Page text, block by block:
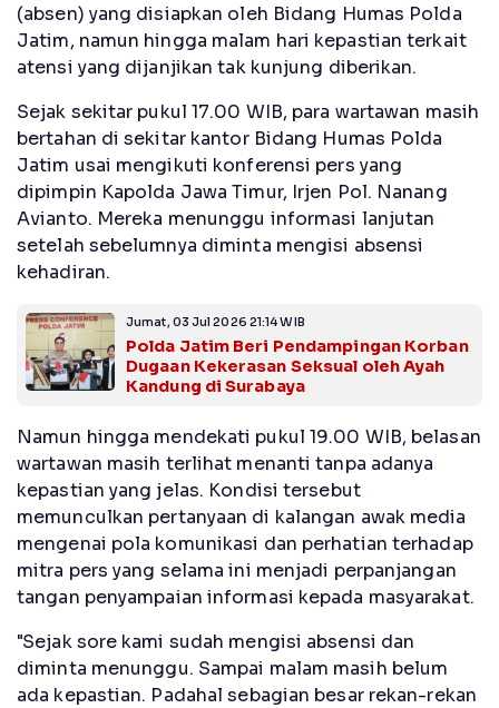
(absen) yang disiapkan oleh Bidang Humas Polda
Jatim, namun hingga malam hari kepastian terkait
atensi yang dijanjikan tak kunjung diberikan.
Sejak sekitar pukul 17.00 WIB, para wartawan masih
bertahan di sekitar kantor Bidang Humas Polda
Jatim usai mengikuti konferensi pers yang
dipimpin Kapolda Jawa Timur, Irjen Pol. Nanang
Avianto. Mereka menunggu informasi lanjutan
setelah sebelumnya diminta mengisi absensi
kehadiran.
Jumat, 03 Jul 2026 21:14 WIB
Polda Jatim Beri Pendampingan Korban
Dugaan Kekerasan Seksual oleh Ayah
Kandung di Surabaya
Namun hingga mendekati pukul 19.00 WIB, belasan
wartawan masih terlihat menanti tanpa adanya
kepastian yang jelas. Kondisi tersebut
memunculkan pertanyaan di kalangan awak media
mengenai pola komunikasi dan perhatian terhadap
mitra pers yang selama ini menjadi perpanjangan
tangan penyampaian informasi kepada masyarakat.
"Sejak sore kami sudah mengisi absensi dan
diminta menunggu. Sampai malam masih belum
ada kepastian. Padahal sebagian besar rekan-rekan